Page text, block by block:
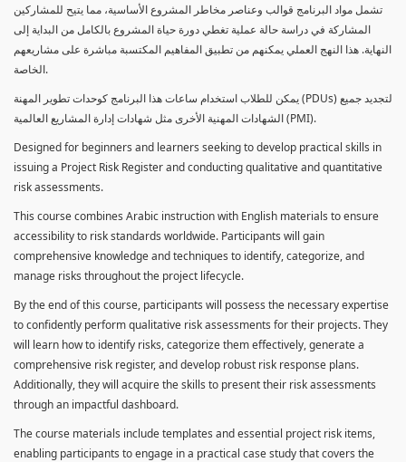
تشمل مواد البرنامج قوالب وعناصر مخاطر المشروع الأساسية، مما يتيح للمشاركين
المشاركة في دراسة حالة عملية تغطي دورة حياة المشروع بالكامل من البداية إلى
النهاية. هذا النهج العملي يمكنهم من تطبيق المفاهيم المكتسبة مباشرة على مشاريعهم
الخاصة.
يمكن للطلاب استخدام ساعات هذا البرنامج كوحدات تطوير المهنة (PDUs) لتجديد جميع
الشهادات المهنية الأخرى مثل شهادات إدارة المشاريع العالمية (PMI).
Designed for beginners and learners seeking to develop practical skills in
issuing a Project Risk Register and conducting qualitative and quantitative
risk assessments.
This course combines Arabic instruction with English materials to ensure
accessibility to risk standards worldwide. Participants will gain
comprehensive knowledge and techniques to identify, categorize, and
manage risks throughout the project lifecycle.
By the end of this course, participants will possess the necessary expertise
to confidently perform qualitative risk assessments for their projects. They
will learn how to identify risks, categorize them effectively, generate a
comprehensive risk register, and develop robust risk response plans.
Additionally, they will acquire the skills to present their risk assessments
through an impactful dashboard.
The course materials include templates and essential project risk items,
enabling participants to engage in a practical case study that covers the